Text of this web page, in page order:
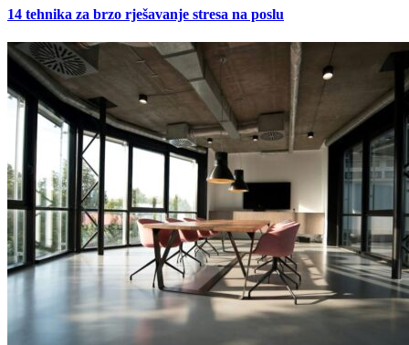
14 tehnika za brzo rješavanje stresa na poslu